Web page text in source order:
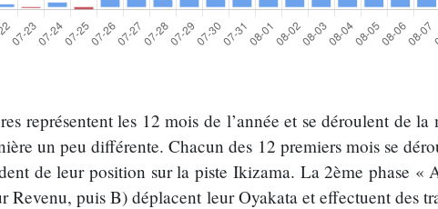
représentent les 12 mois de l’année et se déroulent de la
un peu différente. Chacun des 12 premiers mois se
de leur position sur la piste Ikizama. La 2ème phase «
puis B) déplacent leur Oyakata et effectuent des